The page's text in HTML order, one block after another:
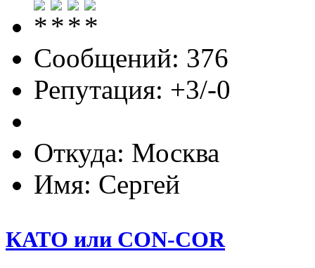
Сообщений: 376
Репутация: +3/-0
Откуда: Москва
Имя: Сергей
КАТО или CON-COR